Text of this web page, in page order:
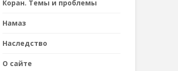
Коран. Темы и проблемы
Намаз
Наследствo
О сайте